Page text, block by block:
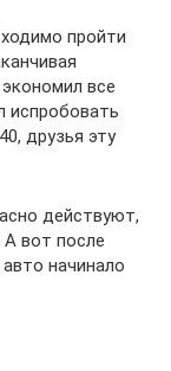
пройти
все
испробовать
друзья эту
действуют,
вот после
начинало